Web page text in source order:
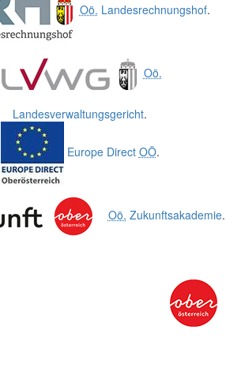
Oö. Landesrechnungshof.
Oö.
Landesverwaltungsgericht.
Europe Direct OÖ.
Oö. Zukunftsakademie.